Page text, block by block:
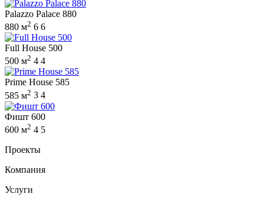
Palazzo Palace 880
880 м2 6 6
Full House 500
500 м2 4 4
Prime House 585
585 м2 3 4
Фишт 600
600 м2 4 5
Проекты
Компания
Услуги